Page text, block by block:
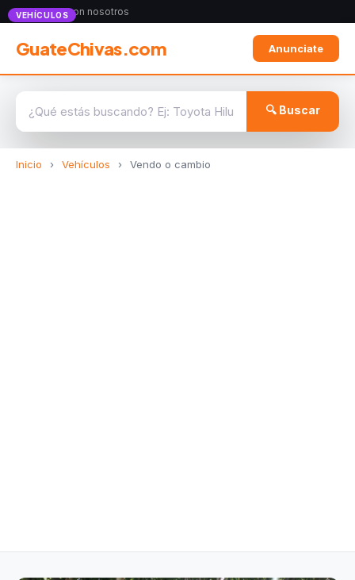
Anunciate con nosotros
GuateChivas.com Anunciate
🔍 Buscar
Inicio › Vehículos › Vendo o cambio
VEHÍCULOS